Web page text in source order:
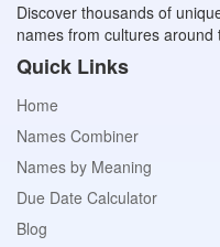
Discover thousands of
names from cultures around
Quick Links
Home
Names Combiner
Names by Meaning
Due Date Calculator
Blog